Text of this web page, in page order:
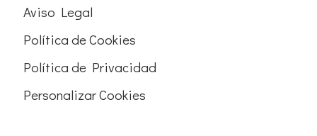
Aviso Legal
Política de Cookies
Política de Privacidad
Personalizar Cookies